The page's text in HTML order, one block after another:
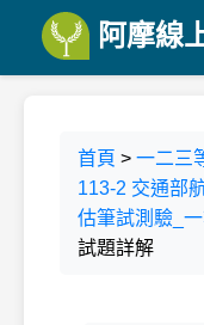
阿摩線
首頁 > 一二三
113-2 交通部
估筆試測驗_
試題詳解